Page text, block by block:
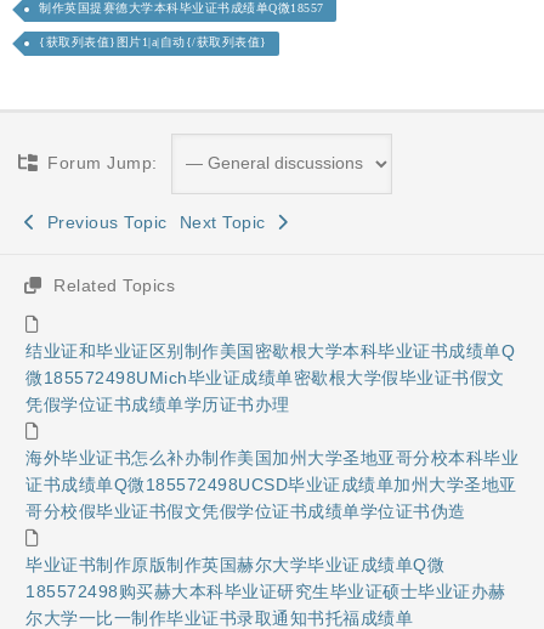
制作英国提赛德大学本科毕业证书成绩单Q微18557
{获取列表值}图片1|a|自动{/获取列表值}
Forum Jump:
Previous Topic Next Topic
Related Topics
结业证和毕业证区别制作美国密歇根大学本科毕业证书成绩单Q
微185572498UMich毕业证成绩单密歇根大学假毕业证书假文
凭假学位证书成绩单学历证书办理
海外毕业证书怎么补办制作美国加州大学圣地亚哥分校本科毕业
证书成绩单Q微185572498UCSD毕业证成绩单加州大学圣地亚
哥分校假毕业证书假文凭假学位证书成绩单学位证书伪造
毕业证书制作原版制作英国赫尔大学毕业证成绩单Q微
185572498购买赫大本科毕业证研究生毕业证硕士毕业证办赫
尔大学一比一制作毕业证书录取通知书托福成绩单